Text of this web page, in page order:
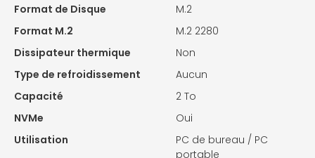
Format de Disque
M.2
Format M.2
M.2 2280
Dissipateur thermique
Non
Type de refroidissement
Aucun
Capacité
2 To
NVMe
Oui
Utilisation
PC de bureau / PC
portable